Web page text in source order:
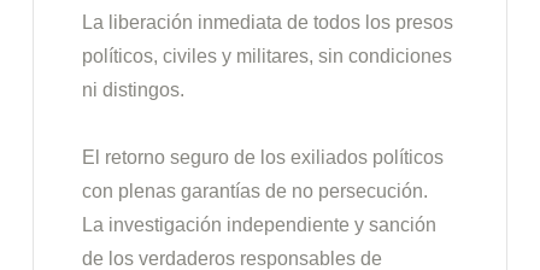
La liberación inmediata de todos los presos
políticos, civiles y militares, sin condiciones
ni distingos.
El retorno seguro de los exiliados políticos
con plenas garantías de no persecución.
La investigación independiente y sanción
de los verdaderos responsables de